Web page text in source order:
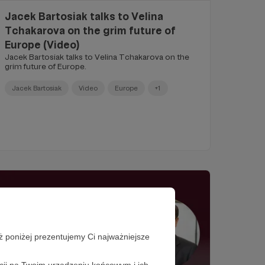
poniżej prezentujemy Ci najważniejsze
Jacek Bartosiak talks to Velina
Tchakarova on the grim future of
Europe (Video)
Jacek Bartosiak talks to Velina Tchakarova on the
grim future of Europe.
Jacek Bartosiak Video Europe +1